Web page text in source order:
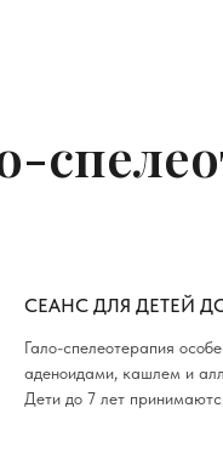
СЕАНС ДЛЯ ДЕТЕЙ
Гало-спелеотерапия
аденоидами, кашлем и
Дети до 7 лет